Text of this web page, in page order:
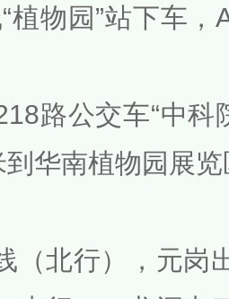
植物园”站下车
路公交车“中科
华南植物园展
（北行），元岗